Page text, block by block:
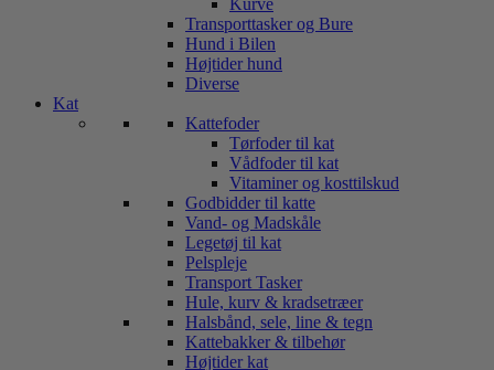
Kurve
Transporttasker og Bure
Hund i Bilen
Højtider hund
Diverse
Kat
Kattefoder
Tørfoder til kat
Vådfoder til kat
Vitaminer og kosttilskud
Godbidder til katte
Vand- og Madskåle
Legetøj til kat
Pelspleje
Transport Tasker
Hule, kurv & kradsetræer
Halsbånd, sele, line & tegn
Kattebakker & tilbehør
Højtider kat